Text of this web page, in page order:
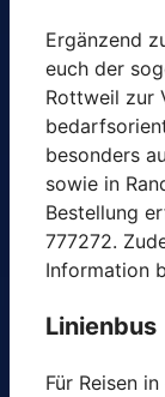
Ergänzend
euch der
Rottweil zur
besonders
sowie in
Bestellung
777272.
Information
Linienbus
Für Reisen